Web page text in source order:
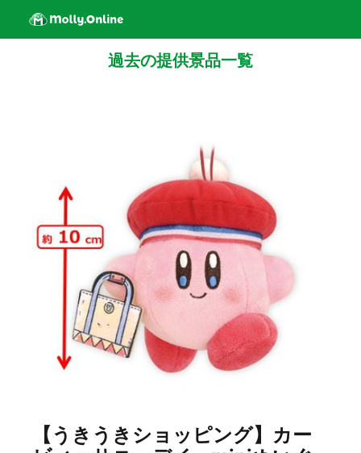
過去の提供景品一覧
【うきうきショッピング】カー